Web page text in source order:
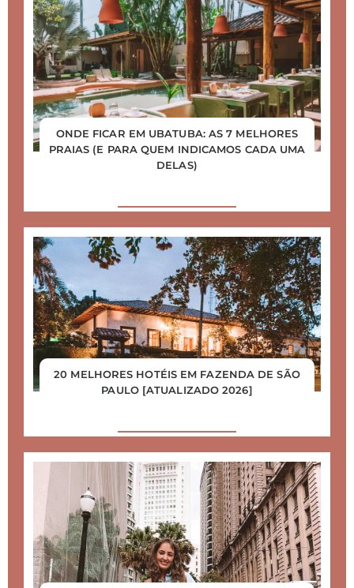
ONDE FICAR EM UBATUBA: AS 7 MELHORES
PRAIAS (E PARA QUEM INDICAMOS CADA UMA
DELAS)
20 MELHORES HOTÉIS EM FAZENDA DE SÃO
PAULO [ATUALIZADO 2026]